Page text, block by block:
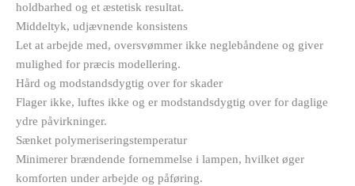
holdbarhed og et æstetisk resultat.
Middeltyk, udjævnende konsistens
Let at arbejde med, oversvømmer ikke neglebåndene og giver
mulighed for præcis modellering.
Hård og modstandsdygtig over for skader
Flager ikke, luftes ikke og er modstandsdygtig over for daglige
ydre påvirkninger.
Sænket polymeriseringstemperatur
Minimerer brændende fornemmelse i lampen, hvilket øger
komforten under arbejde og påføring.